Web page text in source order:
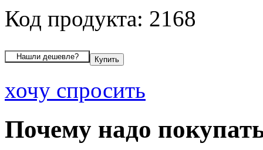
Код продукта: 2168
хочу спросить
Почему надо